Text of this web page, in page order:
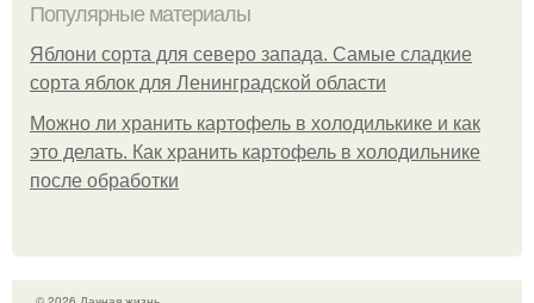
Популярные материалы
Яблони сорта для северо запада. Самые сладкие
сорта яблок для Ленинградской области
Можно ли хранить картофель в холодилькике и как
это делать. Как хранить картофель в холодильнике
после обработки